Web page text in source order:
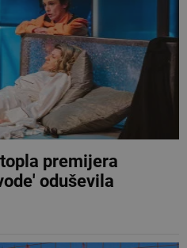
premijera
oduševila